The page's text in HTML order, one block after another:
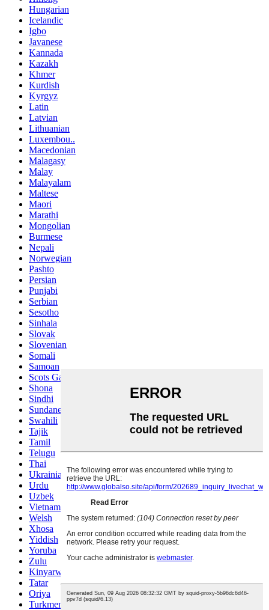
Hungarian
Icelandic
Igbo
Javanese
Kannada
Kazakh
Khmer
Kurdish
Kyrgyz
Latin
Latvian
Lithuanian
Luxembou..
Macedonian
Malagasy
Malay
Malayalam
Maltese
Maori
Marathi
Mongolian
Burmese
Nepali
Norwegian
Pashto
Persian
Punjabi
Serbian
Sesotho
Sinhala
Slovak
Slovenian
Somali
Samoan
Scots Gaelic
Shona
Sindhi
Sundanese
Swahili
Tajik
Tamil
Telugu
Thai
Ukrainian
Urdu
Uzbek
Vietnamese
Welsh
Xhosa
Yiddish
Yoruba
Zulu
Kinyarwanda
Tatar
Oriya
Turkmen